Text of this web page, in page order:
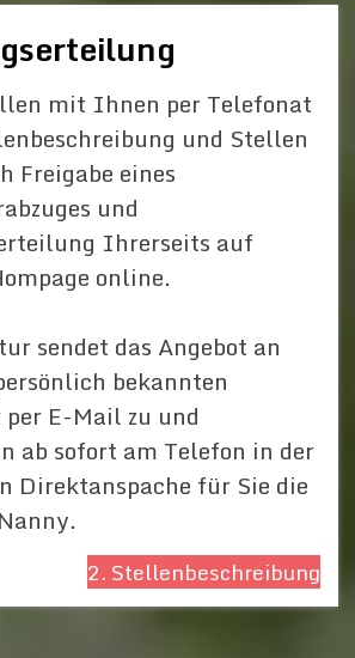
mit Ihnen per Telefonat
und Stellen
Freigabe eines
und
Ihrerseits auf
online.
sendet das Angebot an
bekannten
per E-Mail zu und
ab sofort am Telefon in der
Direktanspache für Sie die
2. Stellenbeschreibung